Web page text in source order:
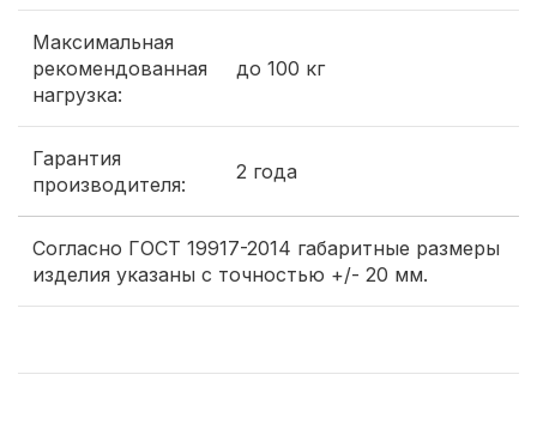
Максимальная
рекомендованная
нагрузка:
до 100 кг
Гарантия
производителя:
2 года
Согласно ГОСТ 19917-2014 габаритные размеры
изделия указаны с точностью +/- 20 мм.